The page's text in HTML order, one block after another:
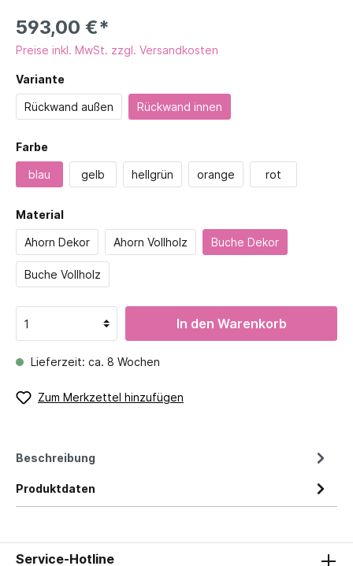
593,00 €*
Preise inkl. MwSt. zzgl. Versandkosten
Variante
Rückwand außen Rückwand innen
Farbe
blau gelb hellgrün orange rot
Material
Ahorn Dekor Ahorn Vollholz Buche Dekor
Buche Vollholz
In den Warenkorb
Lieferzeit: ca. 8 Wochen
Zum Merkzettel hinzufügen
Beschreibung
Produktdaten
Service-Hotline